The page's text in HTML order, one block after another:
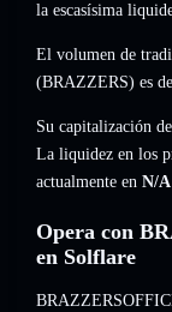
la escasísima
El volumen de
(BRAZZERS) es de
Su capitalización
La liquidez en los
actualmente en N/A
Opera con
en Solflare